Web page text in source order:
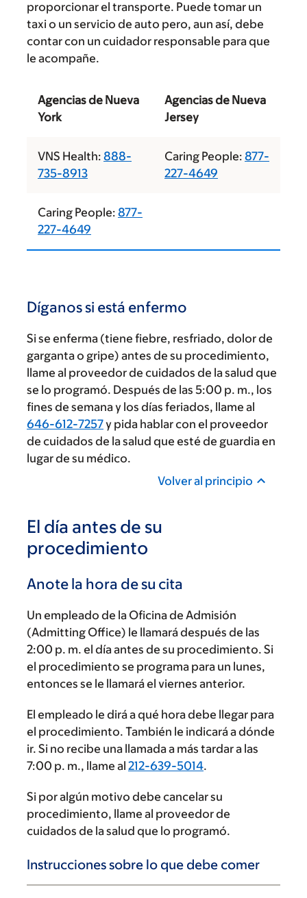
proporcionar el transporte. Puede tomar un
taxi o un servicio de auto pero, aun así, debe
contar con un cuidador responsable para que
le acompañe.
Agencias de Nueva
York
Agencias de Nueva
Jersey
VNS Health: 888-
735-8913
Caring People: 877-
227-4649
Caring People: 877-
227-4649
Díganos si está enfermo
Si se enferma (tiene fiebre, resfriado, dolor de
garganta o gripe) antes de su procedimiento,
llame al proveedor de cuidados de la salud que
se lo programó. Después de las 5:00 p. m., los
fines de semana y los días feriados, llame al
646-612-7257y pida hablar con el proveedor
de cuidados de la salud que esté de guardia en
lugar de su médico.
Volver al principio
El día antes de su
procedimiento
Anote la hora de su cita
Un empleado de la Oficina de Admisión
(Admitting Office) le llamará después de las
2:00 p. m. el día antes de su procedimiento. Si
el procedimiento se programa para un lunes,
entonces se le llamará el viernes anterior.
El empleado le dirá a qué hora debe llegar para
el procedimiento. También le indicará a dónde
ir. Si no recibe una llamada a más tardar a las
7:00 p. m., llame al 212-639-5014.
Si por algún motivo debe cancelar su
procedimiento, llame al proveedor de
cuidados de la salud que lo programó.
Instrucciones sobre lo que debe comer